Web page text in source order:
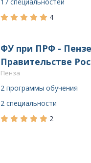
4
ФУ при ПРФ -
Правительстве
Пенза
2 программы обучения
2 специальности
2